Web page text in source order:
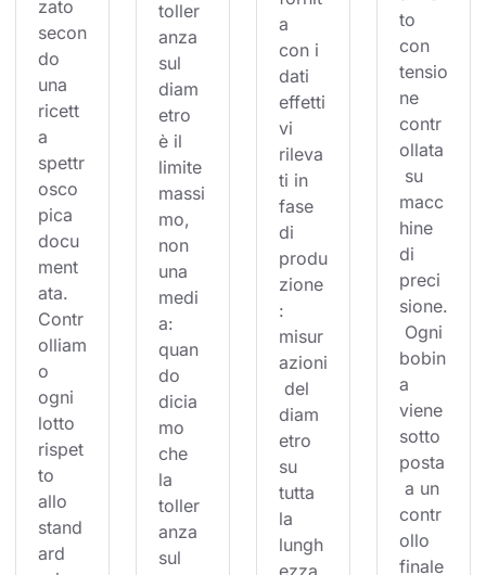
zato
secon
do
una
ricett
a
spettr
osco
pica
docu
ment
ata.
Contr
olliam
o
ogni
lotto
rispet
to
allo
stand
ard
toller
anza
sul
diam
etro
è il
limite
massi
mo,
non
una
medi
a:
quan
do
dicia
mo
che
la
toller
anza
sul
a
con i
dati
effetti
vi
rileva
ti in
fase
di
produ
zione
:
misur
azioni
del
diam
etro
su
tutta
la
lungh
to
con
tensio
ne
contr
ollata
su
macc
hine
di
preci
sione.
Ogni
bobin
a
viene
sotto
posta
a un
contr
ollo
finale